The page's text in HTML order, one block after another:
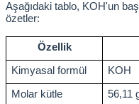
Aşağıdaki tablo, KOH'un
özetler:
Özellik
Kimyasal formül KOH
Molar kütle 56,11